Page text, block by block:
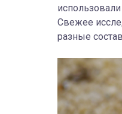
Свежее
разные